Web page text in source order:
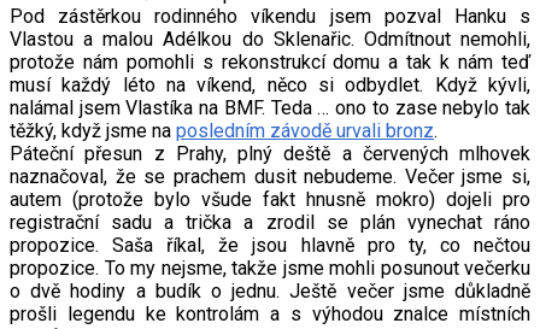
Pod zástěrkou rodinného víkendu jsem pozval Hanku s
Vlastou a malou Adélkou do Sklenařic. Odmítnout nemohli,
protože nám pomohli s rekonstrukcí domu a tak k nám teď
musí každý léto na víkend, něco si odbydlet. Když kývli,
nalámal jsem Vlastíka na BMF. Teda … ono to zase nebylo tak
těžký, když jsme na posledním závodě urvali bronz.
Páteční přesun z Prahy, plný deště a červených mlhovek
naznačoval, že se prachem dusit nebudeme. Večer jsme si,
autem (protože bylo všude fakt hnusně mokro) dojeli pro
registrační sadu a trička a zrodil se plán vynechat ráno
propozice. Saša říkal, že jsou hlavně pro ty, co nečtou
propozice. To my nejsme, takže jsme mohli posunout večerku
o dvě hodiny a budík o jednu. Ještě večer jsme důkladně
prošli legendu ke kontrolám a s výhodou znalce místních